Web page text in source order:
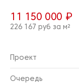
11 150 000 ₽
226 167 руб за м²
Проект
Очередь